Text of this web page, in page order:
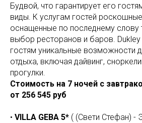
Будвой, что гарантирует его
виды. К услугам гостей
оснащенные по последнему слову
выбор ресторанов и баров.
гостям уникальные возможности
отдыха, включая дайвинг,
прогулки.
Стоимость на 7 ночей с
от 256 545 руб
• VILLA GEBA 5* ( (Свети Стефан) -